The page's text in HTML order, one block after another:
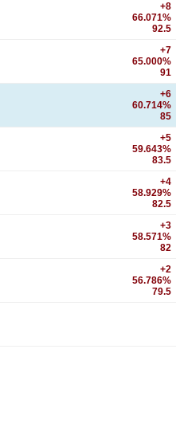
+8
66.071%
92.5
+7
65.000%
91
+6
60.714%
85
+5
59.643%
83.5
+4
58.929%
82.5
+3
58.571%
82
+2
56.786%
79.5